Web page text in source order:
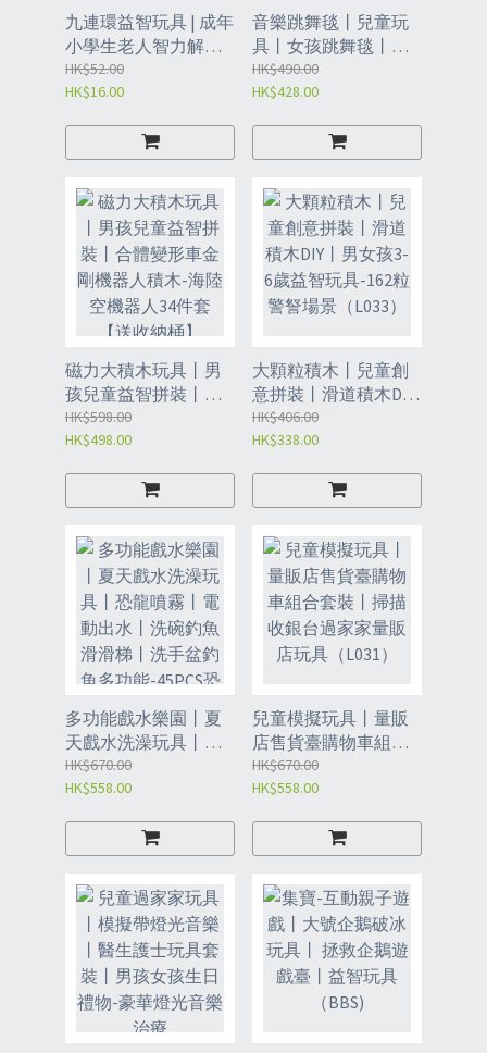
九連環益智玩具 | 成年
小學生老人智力解鎖
環 | 兒童孔明鎖思維邏
輯訓練 | 兒童益智力玩
壓娛樂用品-中號九連
環（XDQ）
HK$52.00
HK$16.00
音樂跳舞毯丨兒童玩
具丨女孩跳舞毯丨家
用無線跳舞毯丨4種模
式丨可藍牙（L035）
HK$490.00
HK$428.00
磁力大積木玩具丨男
孩兒童益智拼裝丨合
體變形車金剛機器人
積木-海陸空機器人34
HK$598.00
HK$498.00
大顆粒積木丨兒童創
意拼裝丨滑道積木DIY
丨男女孩3-6歲益智玩
具-162粒警詧場景
HK$406.00
HK$338.00
多功能戲水樂園丨夏
天戲水洗澡玩具丨恐
龍噴霧丨電動出水丨
洗碗釣魚滑滑梯丨洗
能-45PCS恐龍戲水池
（L032）
HK$670.00
HK$558.00
兒童模擬玩具丨量販
店售貨臺購物車組合
套裝丨掃描收銀台過
家家量販店玩具
HK$670.00
HK$558.00